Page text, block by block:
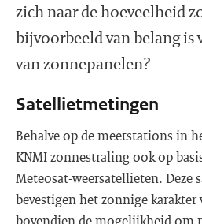
zich naar de hoeveelheid
bijvoorbeeld van belang is
van zonnepanelen?
Satellietmetingen
Behalve op de meetstations in
KNMI zonnestraling ook op
Meteosat-weersatellieten. Deze
bevestigen het zonnige karakter
bovendien de mogelijkheid om